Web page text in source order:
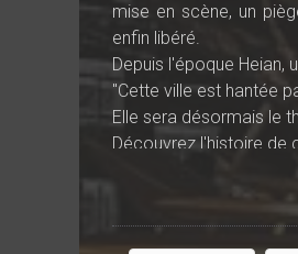
mise en scène, un
enfin libéré.
Depuis l'époque Heian,
"Cette ville est hantée
Elle sera désormais le
Découvrez l'histoire de